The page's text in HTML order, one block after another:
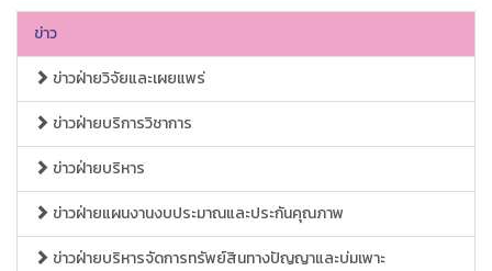
ข่าว
ข่าวฝ่ายวิจัยและเผยแพร่
ข่าวฝ่ายบริการวิชาการ
ข่าวฝ่ายบริหาร
ข่าวฝ่ายแผนงานงบประมาณและประกันคุณภาพ
ข่าวฝ่ายบริหารจัดการทรัพย์สินทางปัญญาและบ่มเพาะ